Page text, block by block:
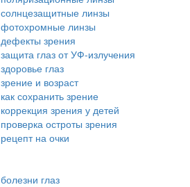
солнцезащитные линзы
фотохромные линзы
дефекты зрения
защита глаз от УФ-излучения
здоровье глаз
зрение и возраст
как сохранить зрение
коррекция зрения у детей
проверка остроты зрения
рецепт на очки
болезни глаз